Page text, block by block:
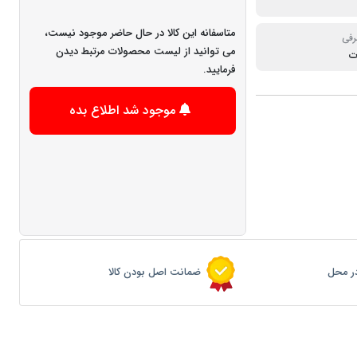
متاسفانه این کالا در حال حاضر موجود نیست،
می توانید از لیست محصولات مرتبط دیدن
فرمایید.
موجود شد اطلاع بده
محل ضمانت اصل بودن کالا